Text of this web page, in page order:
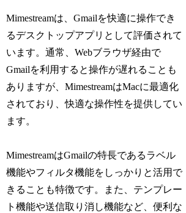
Mimestreamは、Gmailを快適に操作でき
るデスクトップアプリとして評価されて
います。通常、Webブラウザ経由で
Gmailを利用すると操作が遅れることも
ありますが、MimestreamはMacに最適化
されており、快適な操作性を提供してい
ます。
MimestreamはGmailの特長であるラベル
機能やフィルタ機能をしっかりと活用で
きることも特徴です。また、テンプレー
ト機能や送信取り消し機能など、便利な